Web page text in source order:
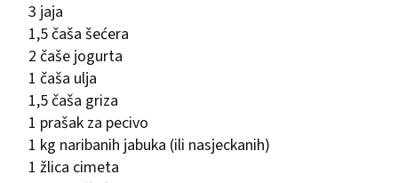
3 jaja
1,5 čaša šećera
2 čaše jogurta
1 čaša ulja
1,5 čaša griza
1 prašak za pecivo
1 kg naribanih jabuka (ili nasjeckanih)
1 žlica cimeta